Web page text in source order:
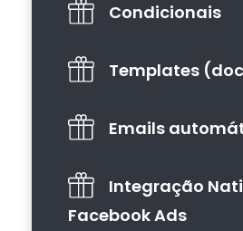
Condicionais
Templates
Emails
Integração
Facebook Ads